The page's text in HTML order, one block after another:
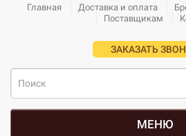
Главная Доставка и оплата
Поставщикам
ЗАКАЗАТЬ
МЕНЮ